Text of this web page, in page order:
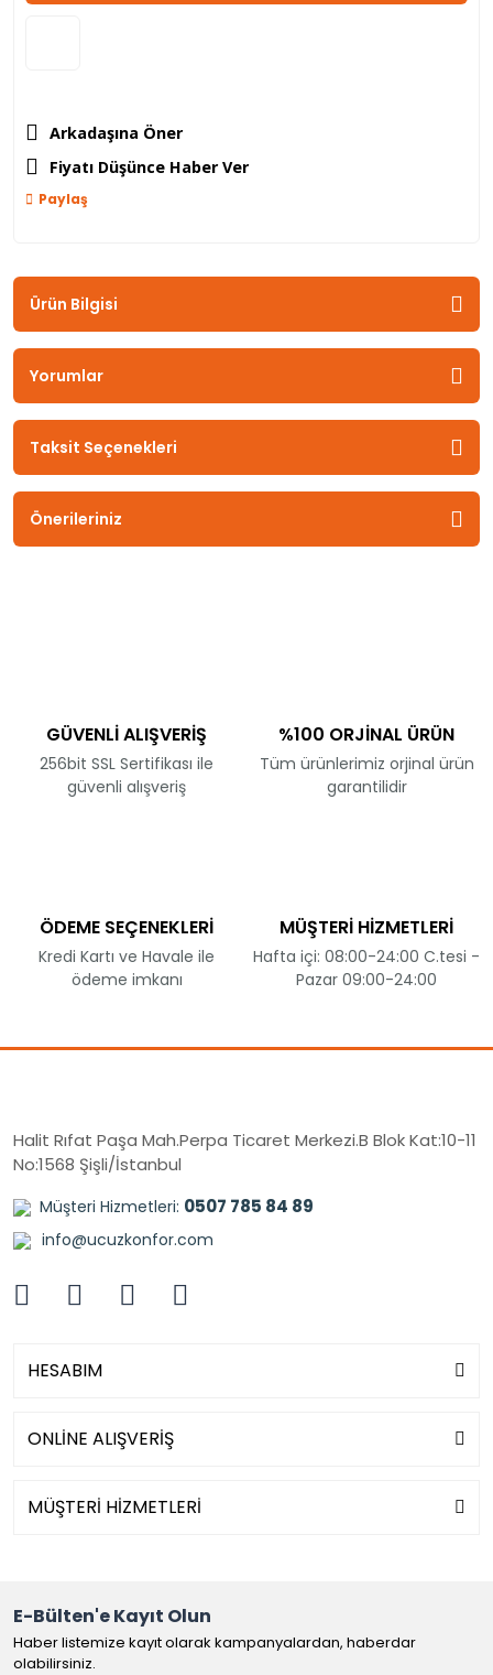
Arkadaşına Öner
Fiyatı Düşünce Haber Ver
Paylaş
Ürün Bilgisi
Yorumlar
Taksit Seçenekleri
Önerileriniz
GÜVENLİ ALIŞVERİŞ
256bit SSL Sertifikası ile
güvenli alışveriş
%100 ORJİNAL ÜRÜN
Tüm ürünlerimiz orjinal ürün
garantilidir
ÖDEME SEÇENEKLERİ
Kredi Kartı ve Havale ile
ödeme imkanı
MÜŞTERİ HİZMETLERİ
Hafta içi: 08:00-24:00 C.tesi -
Pazar 09:00-24:00
Halit Rıfat Paşa Mah.Perpa Ticaret Merkezi.B Blok Kat:10-11
No:1568 Şişli/İstanbul
Müşteri Hizmetleri: 0507 785 84 89
info@ucuzkonfor.com
HESABIM
ONLİNE ALIŞVERİŞ
MÜŞTERİ HİZMETLERİ
E-Bülten'e Kayıt Olun
Haber listemize kayıt olarak kampanyalardan, haberdar
olabilirsiniz.